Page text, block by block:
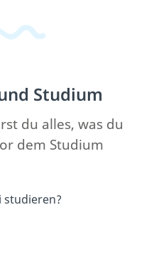
Studium
du alles, was du
dem Studium
studieren?